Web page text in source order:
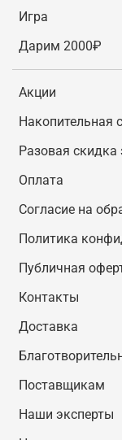
Игра
Дарим 2000₽
Акции
Накопительная
Разовая скидка
Оплата
Согласие на
Политика
Публичная
Контакты
Доставка
Поставщикам
Наши эксперты